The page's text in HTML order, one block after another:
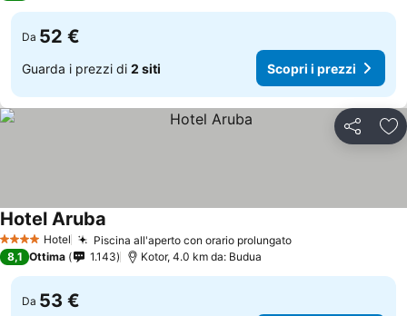
Da 52 €
Guarda i prezzi di 2 siti Scopri i prezzi
Condividi
4 Stelle Hotel Piscina all'aperto con orario prolungato
Hotel Aruba
8,1 Ottima 1.143 Kotor, 4.0 km da: Budua
Da 53 €